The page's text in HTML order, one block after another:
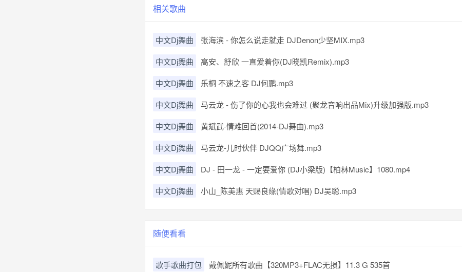
相关歌曲
中文Dj舞曲 张海滨 - 你怎么说走就走 DJDenon少坚MIX.mp3
中文Dj舞曲 高安、舒欣 一直爱着你(DJ晓凯Remix).mp3
中文Dj舞曲 乐桐 不速之客 DJ何鹏.mp3
中文Dj舞曲 马云龙 - 伤了你的心我也会难过 (聚龙音响出品Mix)升级加强版.mp3
中文Dj舞曲 黄斌武-情难回首(2014-DJ舞曲).mp3
中文Dj舞曲 马云龙-儿时伙伴 DJQQ广场舞.mp3
中文Dj舞曲 DJ - 田一龙 - 一定要爱你 (DJ小梁版)【柏林Music】1080.mp4
中文Dj舞曲 小山_陈美惠 天赐良缘(情歌对唱) DJ吴聪.mp3
随便看看
歌手歌曲打包 戴佩妮所有歌曲【320MP3+FLAC无损】11.3 G 535首